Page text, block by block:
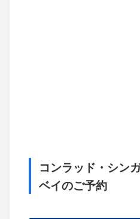
コンラッド・シン
ベイのご予約